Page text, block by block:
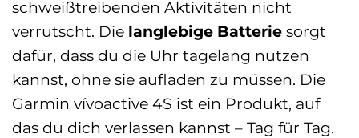
schweißtreibenden Aktivitäten nicht
verrutscht. Die langlebige Batterie sorgt
dafür, dass du die Uhr tagelang nutzen
kannst, ohne sie aufladen zu müssen. Die
Garmin vívoactive 4S ist ein Produkt, auf
das du dich verlassen kannst – Tag für Tag.